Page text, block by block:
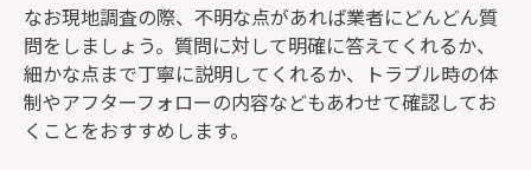
なお現地調査の際、不明な点があれば業者にどんどん質
問をしましょう。質問に対して明確に答えてくれるか、
細かな点まで丁寧に説明してくれるか、トラブル時の体
制やアフターフォローの内容などもあわせて確認してお
くことをおすすめします。